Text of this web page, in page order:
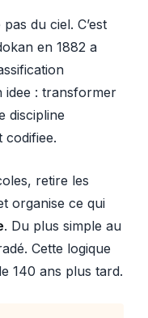
du ciel. C’est
en 1882 a
idee : transformer
discipline
codifiee.
retire les
organise ce qui
. Du plus simple au
Cette logique
140 ans plus tard.